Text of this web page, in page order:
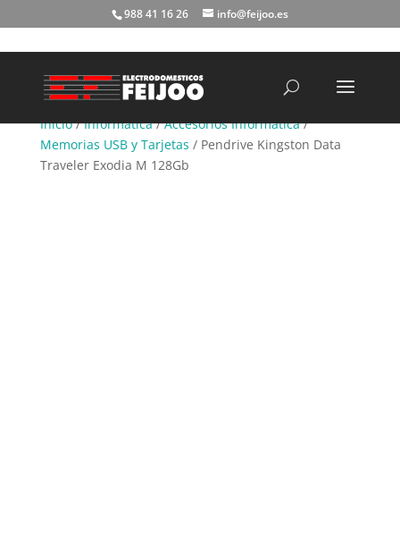
988 41 16 26 info@feijoo.es
Inicio/Informática/Accesorios Informática/
Memorias USB y Tarjetas / Pendrive Kingston Data
Traveler Exodia M 128Gb